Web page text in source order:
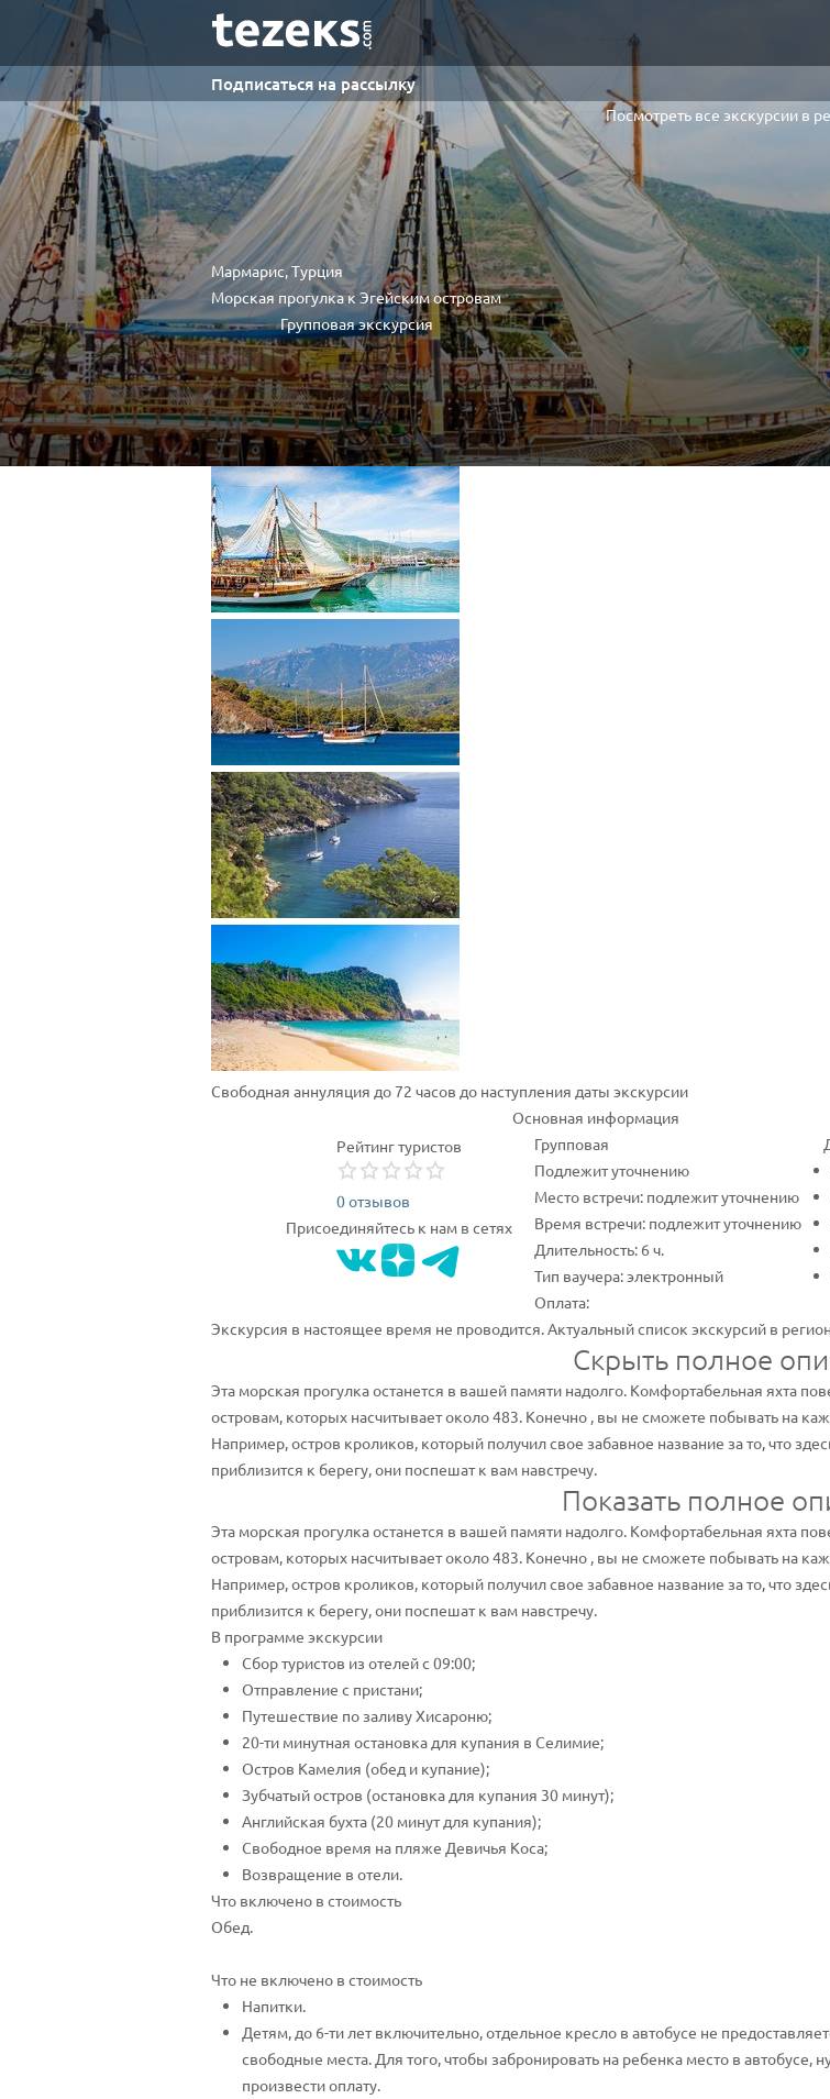
Подписаться на рассылку
Посмотреть все экскурсии в
Мармарис, Турция
Морская прогулка к Эгейским островам
Групповая экскурсия
Свободная аннуляция до 72 часов до наступления даты экскурсии
Рейтинг туристов
0 отзывов
Присоединяйтесь к нам в сетях
Основная информация
Групповая
Подлежит уточнению
Место встречи: подлежит уточнению
Время встречи: подлежит уточнению
Длительность: 6 ч.
Тип ваучера: электронный
Оплата:
Экскурсия в настоящее время не проводится. Актуальный список экскурсий в
Скрыть полное
Эта морская прогулка останется в вашей памяти надолго. Комфортабельная яхта
островам, которых насчитывает около 483. Конечно , вы не сможете побывать на
Например, остров кроликов, который получил свое забавное название за то, что
приблизится к берегу, они поспешат к вам навстречу.
Показать полное
Эта морская прогулка останется в вашей памяти надолго. Комфортабельная яхта
островам, которых насчитывает около 483. Конечно , вы не сможете побывать на
Например, остров кроликов, который получил свое забавное название за то, что
приблизится к берегу, они поспешат к вам навстречу.
В программе экскурсии
Сбор туристов из отелей с 09:00;
Отправление с пристани;
Путешествие по заливу Хисароню;
20-ти минутная остановка для купания в Селимие;
Остров Камелия (обед и купание);
Зубчатый остров (остановка для купания 30 минут);
Английская бухта (20 минут для купания);
Свободное время на пляже Девичья Коса;
Возвращение в отели.
Что включено в стоимость
Обед.
Что не включено в стоимость
Напитки.
Детям, до 6-ти лет включительно, отдельное кресло в автобусе не
свободные места. Для того, чтобы забронировать на ребенка место в автобусе,
произвести оплату.